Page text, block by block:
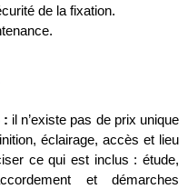
de la fixation.
: il n’existe pas de prix unique
éclairage, accès et lieu
ce qui est inclus : étude,
et démarches